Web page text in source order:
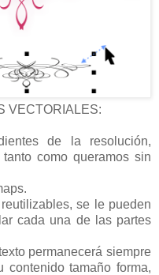
VECTORIALES:
de la resolución,
como queramos sin
se le pueden
cada una de las partes
permanecerá siempre
contenido tamaño forma,